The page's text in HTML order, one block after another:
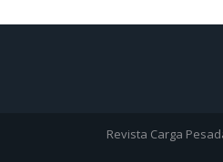
Revista Carga